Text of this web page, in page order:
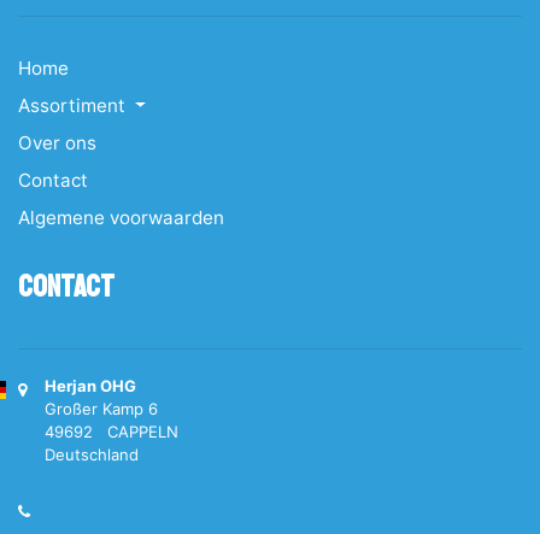
Home
Assortiment
Over ons
Contact
Algemene voorwaarden
Contact
Herjan OHG
Großer Kamp 6
49692 CAPPELN
Deutschland